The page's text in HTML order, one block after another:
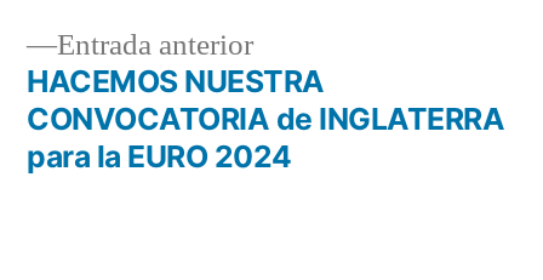
entradas
Entrada anteriorEntrada
anterior:
HACEMOS NUESTRA
CONVOCATORIA de INGLATERRA
para la EURO 2024